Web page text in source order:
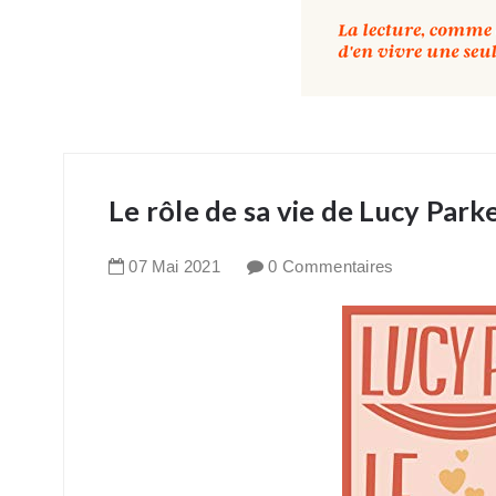
Le rôle de sa vie de Lucy
07 Mai 2021 0 Commentaires